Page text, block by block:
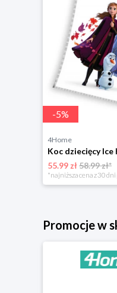
-5%
4Home
55.99 zł58.99 zł*
*najniższa cena z 30
Promocje w